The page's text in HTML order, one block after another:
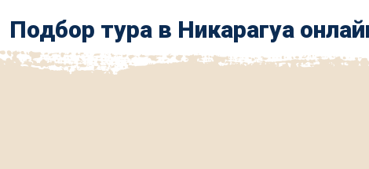
Подбор тура в Никарагуа